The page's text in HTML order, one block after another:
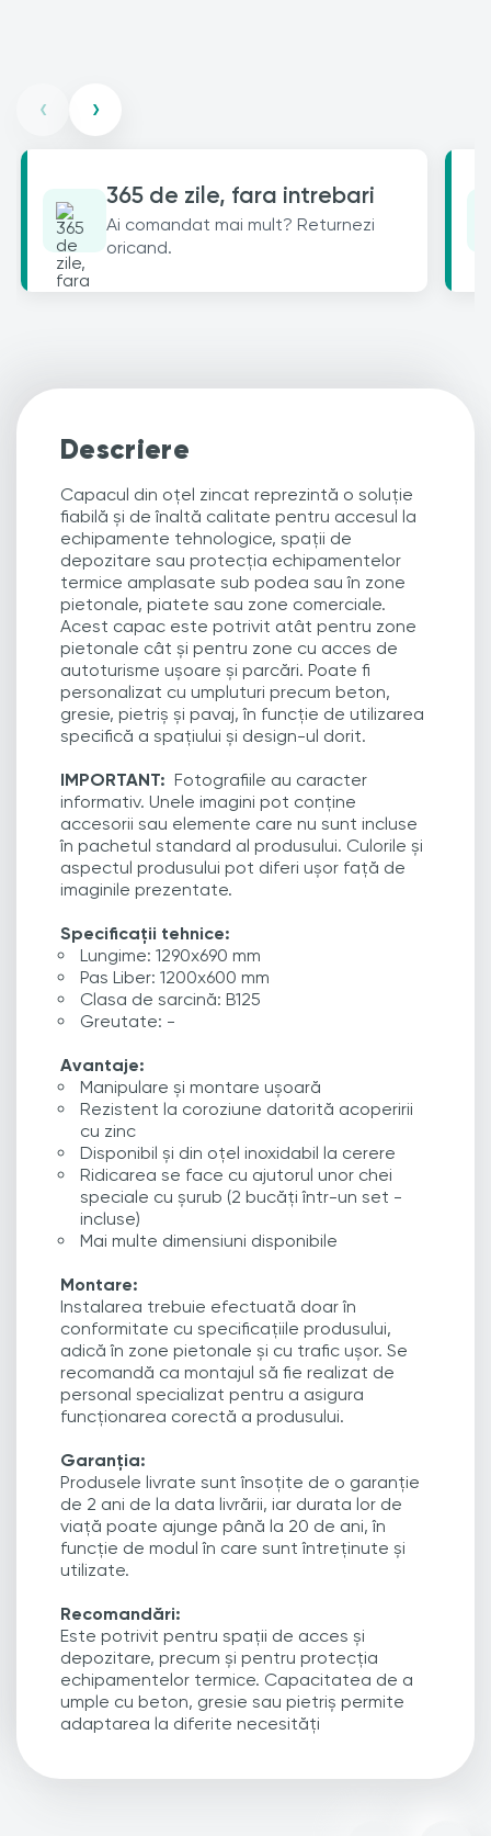
‹ ›
365 de zile, fara intrebari
Ai comandat mai mult? Returnezi
oricand.
Descriere
Capacul din oțel zincat reprezintă o soluție
fiabilă și de înaltă calitate pentru accesul la
echipamente tehnologice, spații de
depozitare sau protecția echipamentelor
termice amplasate sub podea sau în zone
pietonale, piatete sau zone comerciale.
Acest capac este potrivit atât pentru zone
pietonale cât și pentru zone cu acces de
autoturisme ușoare și parcări. Poate fi
personalizat cu umpluturi precum beton,
gresie, pietriș și pavaj, în funcție de utilizarea
specifică a spațiului și design-ul dorit.
IMPORTANT: Fotografiile au caracter
informativ. Unele imagini pot conține
accesorii sau elemente care nu sunt incluse
în pachetul standard al produsului. Culorile și
aspectul produsului pot diferi ușor față de
imaginile prezentate.
Specificații tehnice:
Lungime: 1290x690 mm
Pas Liber: 1200x600 mm
Clasa de sarcină: B125
Greutate: -
Avantaje:
Manipulare și montare ușoară
Rezistent la coroziune datorită acoperirii
cu zinc
Disponibil și din oțel inoxidabil la cerere
Ridicarea se face cu ajutorul unor chei
speciale cu șurub (2 bucăți într-un set -
incluse)
Mai multe dimensiuni disponibile
Montare:
Instalarea trebuie efectuată doar în
conformitate cu specificațiile produsului,
adică în zone pietonale și cu trafic ușor. Se
recomandă ca montajul să fie realizat de
personal specializat pentru a asigura
funcționarea corectă a produsului.
Garanția:
Produsele livrate sunt însoțite de o garanție
de 2 ani de la data livrării, iar durata lor de
viață poate ajunge până la 20 de ani, în
funcție de modul în care sunt întreținute și
utilizate.
Recomandări:
Este potrivit pentru spații de acces și
depozitare, precum și pentru protecția
echipamentelor termice. Capacitatea de a
umple cu beton, gresie sau pietriș permite
adaptarea la diferite necesități